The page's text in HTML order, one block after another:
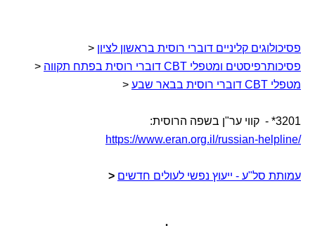
פסיכולוגים קליניים דוברי רוסית בראשון לציון <
פסיכותרפיסטים ומטפלי CBT דוברי רוסית בפתח תקווה
<
מטפלי CBT דוברי רוסית בבאר שבע
<
3201* - קווי ער"ן בשפה הרוסית:
https://www.eran.org.il/russian-helpline/
עמותת סל"ע - ייעוץ נפשי לעולים חדשים <